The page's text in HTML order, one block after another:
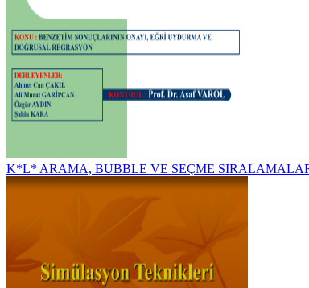
K*L* ARAMA, BUBBLE VE SEÇME